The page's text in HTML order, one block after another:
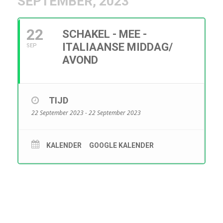
22
SEP
SCHAKEL - MEE -
ITALIAANSE MIDDAG/
AVOND
TIJD
22 September 2023 - 22 September 2023
KALENDER GOOGLE KALENDER